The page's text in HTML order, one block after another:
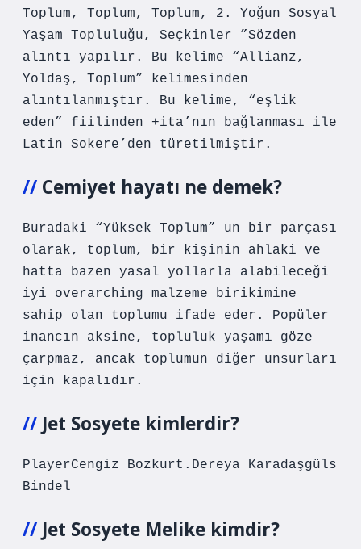
Toplum, Toplum, Toplum, 2. Yoğun Sosyal
Yaşam Topluluğu, Seçkinler ”Sözden
alıntı yapılır. Bu kelime “Allianz,
Yoldaş, Toplum” kelimesinden
alıntılanmıştır. Bu kelime, “eşlik
eden” fiilinden +ita’nın bağlanması ile
Latin Sokere’den türetilmiştir.
Cemiyet hayatı ne demek?
Buradaki “Yüksek Toplum” un bir parçası
olarak, toplum, bir kişinin ahlaki ve
hatta bazen yasal yollarla alabileceği
iyi overarching malzeme birikimine
sahip olan toplumu ifade eder. Popüler
inancın aksine, topluluk yaşamı göze
çarpmaz, ancak toplumun diğer unsurları
için kapalıdır.
Jet Sosyete kimlerdir?
PlayerCengiz Bozkurt.Dereya Karadaşgüls
Bindel
Jet Sosyete Melike kimdir?